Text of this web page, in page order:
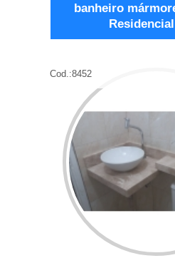
banheiro
Cod.:8452